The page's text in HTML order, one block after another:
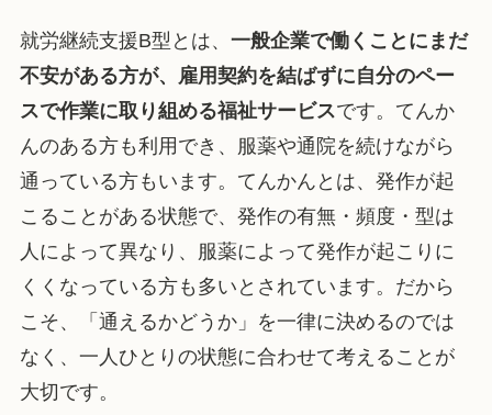
就労継続支援B型とは、 一般企業で働くことにまだ
不安がある方が、雇用契約を結ばずに自分のペー
スで作業に取り組める福祉サービスです。てんか
んのある方も利用でき、服薬や通院を続けながら
通っている方もいます。てんかんとは、発作が起
こることがある状態で、発作の有無・頻度・型は
人によって異なり、服薬によって発作が起こりに
くくなっている方も多いとされています。だから
こそ、「通えるかどうか」を一律に決めるのでは
なく、一人ひとりの状態に合わせて考えることが
大切です。